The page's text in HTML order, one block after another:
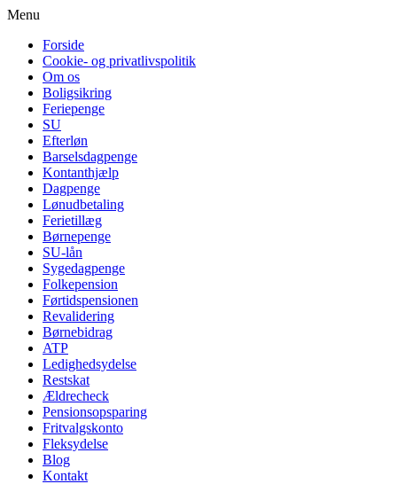
Menu
Forside
Cookie- og privatlivspolitik
Om os
Boligsikring
Feriepenge
SU
Efterløn
Barselsdagpenge
Kontanthjælp
Dagpenge
Lønudbetaling
Ferietillæg
Børnepenge
SU-lån
Sygedagpenge
Folkepension
Førtidspensionen
Revalidering
Børnebidrag
ATP
Ledighedsydelse
Restskat
Ældrecheck
Pensionsopsparing
Fritvalgskonto
Fleksydelse
Blog
Kontakt